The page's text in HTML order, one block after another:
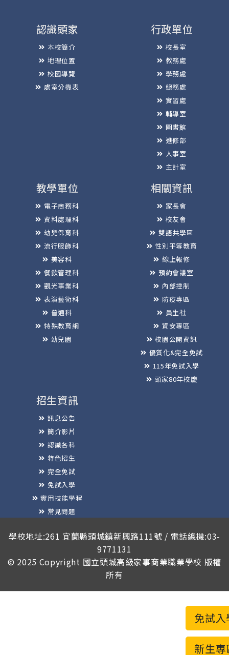
新生專
免試入
認識頭家
本校簡介
地理位置
校園導覽
處室分機表
行政單位
校長室
教務處
學務處
總務處
實習處
輔導室
圖書館
進修部
人事室
主計室
教學單位
電子商務科
資料處理科
幼兒保育科
流行服飾科
美容科
餐飲管理科
觀光事業科
表演藝術科
普通科
特殊教育網
幼兒園
相關資訊
家長會
校友會
雙語共學區
性別平等教育
線上報修
預約會議室
內部控制
防疫專區
員生社
資安專區
校園公開資訊
優質化&完全免試
115年免試入學
頭家80年校慶
招生資訊
訊息公告
簡介影片
認識各科
特色招生
完全免試
免試入學
實用技能學程
常見問題
學校地址:261 宜蘭縣頭城鎮新興路111號 / 電話總機:03-
9771131
© 2025 Copyright 國立頭城高級家事商業職業學校 版權
所有